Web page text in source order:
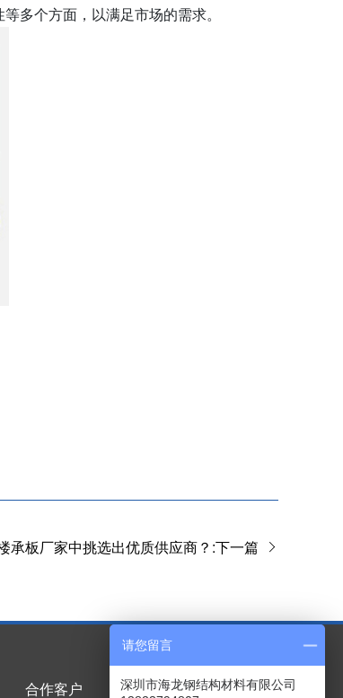
多个方面，以满足市场的需求。
承板厂家中挑选出优质供应商？:下一篇
合作客户 技术实力
请您留言
深圳市海龙钢结构材料有限公司